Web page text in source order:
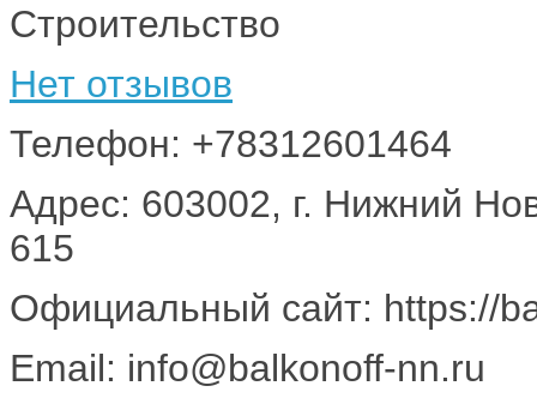
Строительство
Нет отзывов
Телефон: +78312601464
Адрес: 603002, г. Нижний
615
Официальный сайт: https://
Email: info@balkonoff-nn.ru